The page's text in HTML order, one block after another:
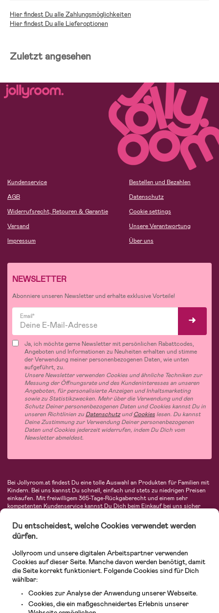
Hier findest Du alle Zahlungsmöglichkeiten
Hier findest Du alle Lieferoptionen
Zuletzt angesehen
Kundenservice
AGB
Widerrufsrecht, Retouren & Garantie
Versand
Impressum
Bestellen und Bezahlen
Datenschutz
Cookie settings
Unsere Verantwortung
Über uns
NEWSLETTER
Abonniere unseren Newsletter und erhalte exklusive Vorteile!
Email*
Ja, ich möchte gerne Newsletter mit persönlichen Rabattcodes,
Angeboten und Informationen zu Neuheiten erhalten und stimme
der Verwendung meiner personenbezogenen Daten, wie unten
aufgeführt, zu.
Unsere Newsletter verwenden Cookies und ähnliche Techniken zur
Messung der Öffnungsrate und des Kundeninteresses an unseren
Angeboten, für personalisierte Anzeigen und Inhaltsmarketing
sowie zu Statistikzwecken. Mehr über die Verwendung und den
Schutz Deiner personenbezogenen Daten und Cookies kannst Du in
unseren Richtlinien zu DatenschutzundCookies lesen. Du kannst
Deine Zustimmung zur Verwendung Deiner personenbezogenen
Daten und Cookies jederzeit widerrufen, indem Du Dich vom
Newsletter abmeldest.
Bei Jollyroom.at findest Du eine tolle Auswahl an Produkten für Familien mit
Kindern. Bei uns kannst Du schnell, einfach und stets zu niedrigen Preisen
einkaufen. Mit freiwilligem 365-Tage-Rückgaberecht und einem sehr
kompetenten Kundenservice kannst Du Dich beim Einkauf bei uns sicher
Autositze, Kinder- und Babymode, Produkte für Mütter und eine Menge
fantastischer Einrichtungsgegenstände, Spielsachen, Babyprodukte und
vieles mehr. Wir haben Produkte von bekannten Herstellern wie Britax, Maxi-
Avent, Jack Wolfskin, Cybex, LEGO und vielen mehr. Schau Dich um in
unserem vielfältigen Onlineshop für Kinder & Babys. Willkommen!
Du entscheidest, welche Cookies verwendet werden
dürfen.
Jollyroom und unsere digitalen Arbeitspartner verwenden
Cookies auf dieser Seite. Manche davon werden benötigt, damit
die Seite korrekt funktioniert. Folgende Cookies sind für Dich
wählbar:
Cookies zur Analyse der Anwendung unserer Webseite.
Cookies, die ein maßgeschneidertes Erlebnis unserer